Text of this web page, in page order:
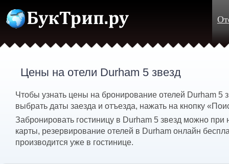
Цены на отели Durham 5 звезд
Чтобы узнать цены на бронирование отелей Durham 5
выбрать даты заезда и отъезда, нажать на кнопку
Забронировать гостиницу в Durham 5 звезд можно при
карты, резервирование отелей в Durham онлайн
производится уже в гостинице.